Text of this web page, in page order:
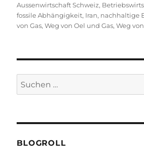
am
Aussenwirtschaft Schweiz,
fossile Abhängigkeit, Iran, nachhaltige
von Gas,Weg von Oel und Gas,Weg
Suchen
nach:
BLOGROLL